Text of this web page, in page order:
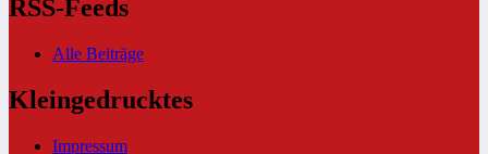
RSS-Feeds
Alle Beiträge
Kleingedrucktes
Impressum